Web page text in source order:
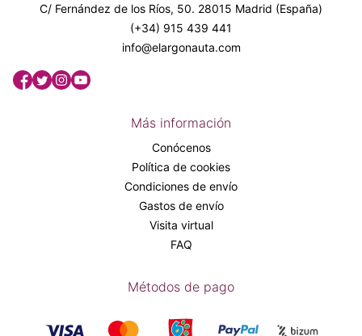
C/ Fernández de los Ríos, 50. 28015 Madrid (España)
(+34) 915 439 441
info@elargonauta.com
Más información
Conócenos
Política de cookies
Condiciones de envío
Gastos de envío
Visita virtual
FAQ
Métodos de pago